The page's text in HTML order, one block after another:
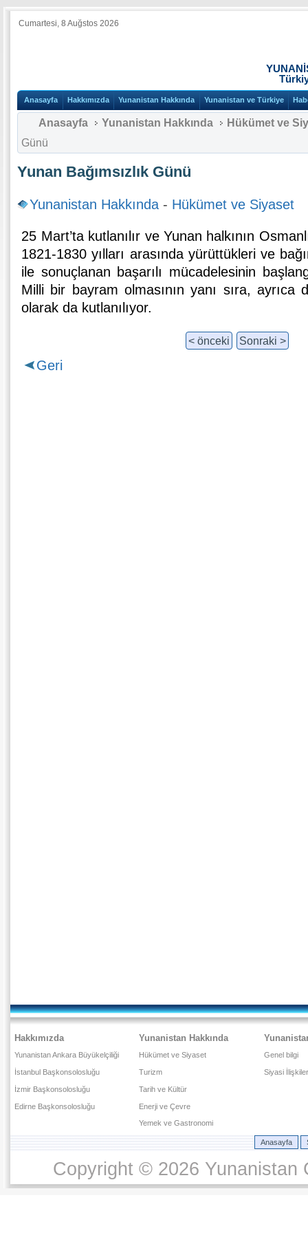
Cumartesi, 8 Auğstos 2026
Anasayfa Hakkımızda Yunanistan Hakkında Yunanistan ve Türkiye
Anasayfa Yunanistan Hakkında
Hükümet ve
Günü
Yunan Bağımsızlık Günü
Yunanistan Hakkında - Hükümet ve Siyaset
25 Mart’ta kutlanılır ve Yunan halkının
1821-1830 yılları arasında yürüttükleri ve
ile sonuçlanan başarılı mücadelesinin
Milli bir bayram olmasının yanı sıra, ayrıca
olarak da kutlanılıyor.
< önceki Sonraki >
Geri
Hakkımızda
Yunanistan Ankara Büyükelçiliği
İstanbul Başkonsolosluğu
İzmir Başkonsolosluğu
Edirne Başkonsolosluğu
Yunanistan Hakkında
Hükümet ve Siyaset
Turizm
Tarih ve Kültür
Enerji ve Çevre
Yemek ve Gastronomi
Genel bilgi
Siyasi İlişkiler
Anasayfa
Copyright © 2026 Yunanistan